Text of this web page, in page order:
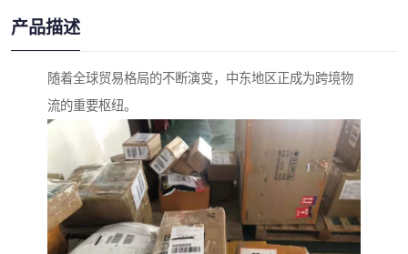
产品描述
随着全球贸易格局的不断演变，中东地区正成为跨境物
流的重要枢纽。